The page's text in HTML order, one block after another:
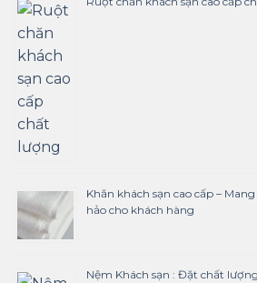
Khăn khách sạn cao cấp –
hảo cho khách hàng
Nệm Khách sạn : Đặt chất